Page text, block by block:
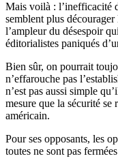
Mais voilà : l’inefficacité
semblent plus décourager
l’ampleur du désespoir
éditorialistes paniqués
Bien sûr, on pourrait
n’effarouche pas
n’est pas aussi simple
mesure que la sécurité
américain.
Pour ses opposants, les
toutes ne sont pas